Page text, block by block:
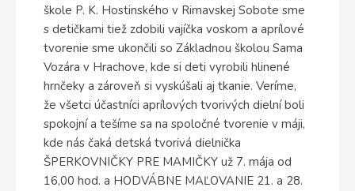
škole P. K. Hostinského v Rimavskej Sobote sme
s detičkami tiež zdobili vajíčka voskom a aprílové
tvorenie sme ukončili so Základnou školou Sama
Vozára v Hrachove, kde si deti vyrobili hlinené
hrnčeky a zároveň si vyskúšali aj tkanie. Veríme,
že všetci účastníci aprílových tvorivých dielní boli
spokojní a tešíme sa na spoločné tvorenie v máji,
kde nás čaká detská tvorivá dielnička
ŠPERKOVNIČKY PRE MAMIČKY už 7. mája od
16,00 hod. a HODVÁBNE MAĽOVANIE 21. a 28.